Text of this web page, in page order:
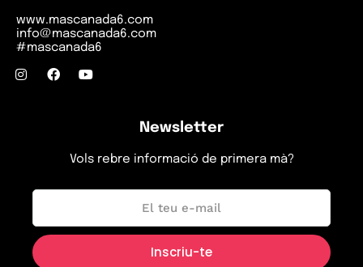
www.mascanada6.com
info@mascanada6.com
#mascanada6
Newsletter
Vols rebre informació de primera mà?
Inici
Programació